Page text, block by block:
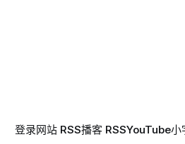
登录网站 RSS播客 RSSYouTube小